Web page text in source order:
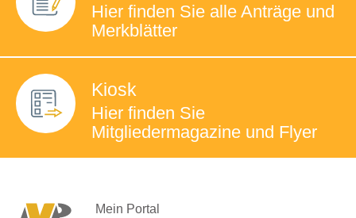
Hier finden Sie alle Anträge und
Merkblätter
Kiosk
Hier finden Sie
Mitgliedermagazine und Flyer
Mein Portal